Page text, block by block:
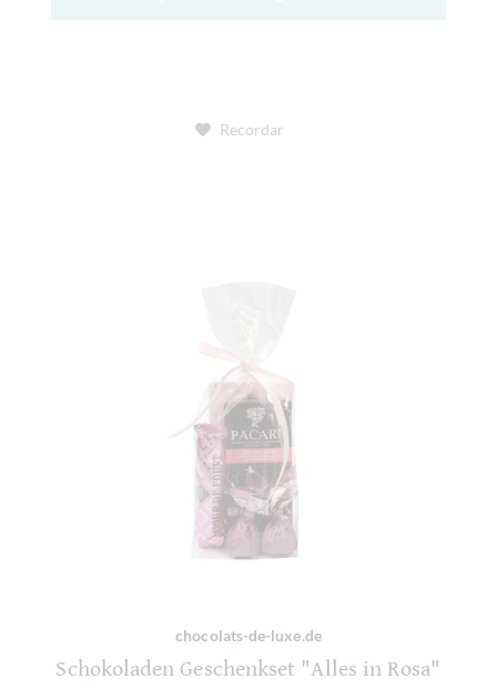
Recordar
chocolats-de-luxe.de
Schokoladen Geschenkset "Alles in Rosa"